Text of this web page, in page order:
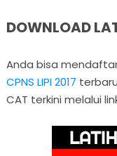
DOWNLOAD
Anda bisa
CPNS LIPI 2017
CAT terkini melalui